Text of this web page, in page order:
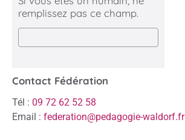
remplissez pas ce champ.
Contact Fédération
Tél : 09 72 62 52 58
Email : federation@pedagogie-waldorf.fr